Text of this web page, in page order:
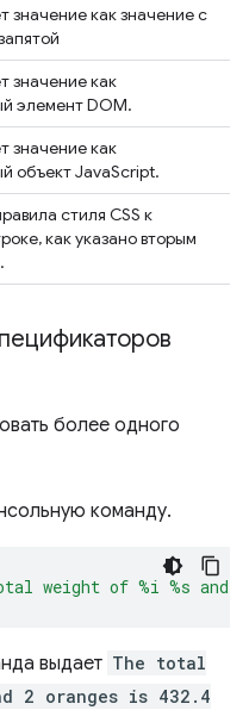
значение как значение с
значение как
элемент DOM.
значение как
объект JavaScript.
стиля CSS к
как указано вторым
более одного
команду.
weight of %i %s and
выдает The total
2 oranges is 432.4